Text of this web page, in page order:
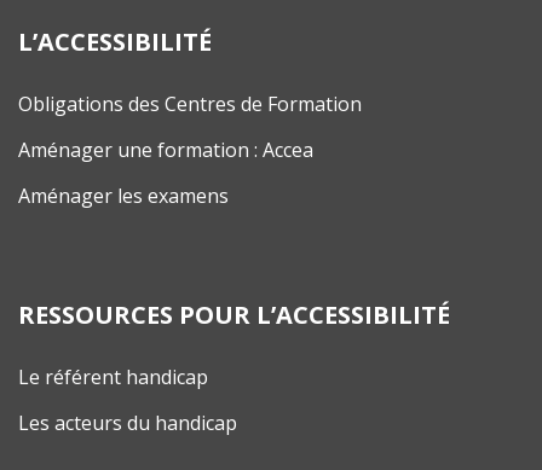
L’ACCESSIBILITÉ
Obligations des Centres de Formation
Aménager une formation : Accea
Aménager les examens
RESSOURCES POUR L’ACCESSIBILITÉ
Le référent handicap
Les acteurs du handicap